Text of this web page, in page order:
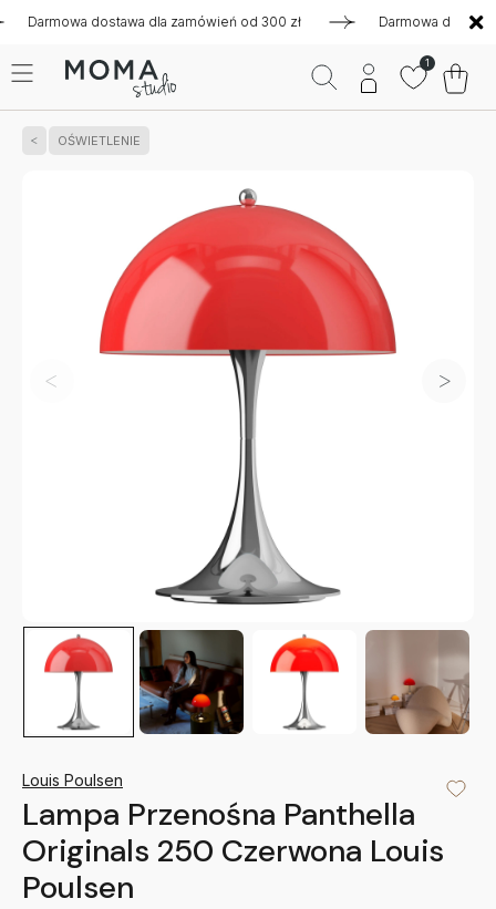
dostawa dla zamówień od 300 zł Darmowa dostawa dla
1
OŚWIETLENIE
Louis Poulsen
Lampa Przenośna Panthella
Originals 250 Czerwona Louis
Poulsen